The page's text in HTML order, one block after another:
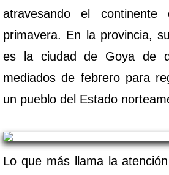
atravesando el
primavera. En la provincia,
es la ciudad de Goya de
mediados de febrero para
un pueblo del Estado
Lo que más llama la